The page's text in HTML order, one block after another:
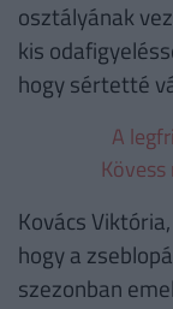
osztályának
kis
hogy sértetté
A
Kovács
hogy a
szezonban